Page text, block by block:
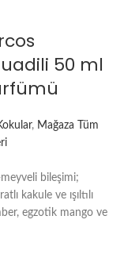
50 ml
, Mağaza Tüm
bileşimi;
kakule ve ışıltılı
egzotik mango ve